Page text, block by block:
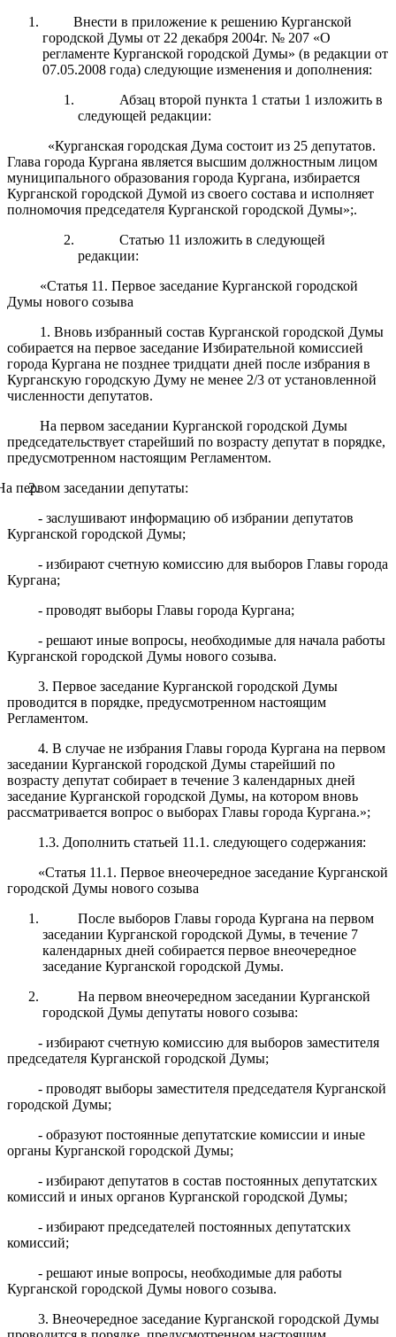
Внести в приложение к решению Курганской
городской Думы от 22 декабря 2004г. № 207 «О
регламенте Курганской городской Думы» (в редакции от
07.05.2008 года) следующие изменения и дополнения:
Абзац второй пункта 1 статьи 1 изложить в
следующей редакции:
«Курганская городская Дума состоит из 25 депутатов.
Глава города Кургана является высшим должностным лицом
муниципального образования города Кургана, избирается
Курганской городской Думой из своего состава и исполняет
полномочия председателя Курганской городской Думы»;.
Статью 11 изложить в следующей
редакции:
«Статья 11. Первое заседание Курганской городской
Думы нового созыва
1. Вновь избранный состав Курганской городской Думы
собирается на первое заседание Избирательной комиссией
города Кургана не позднее тридцати дней после избрания в
Курганскую городскую Думу не менее 2/3 от установленной
численности депутатов.
На первом заседании Курганской городской Думы
председательствует старейший по возрасту депутат в порядке,
предусмотренном настоящим Регламентом.
первом заседании депутаты:
- заслушивают информацию об избрании депутатов
Курганской городской Думы;
- избирают счетную комиссию для выборов Главы города
Кургана;
- проводят выборы Главы города Кургана;
- решают иные вопросы, необходимые для начала работы
Курганской городской Думы нового созыва.
3. Первое заседание Курганской городской Думы
проводится в порядке, предусмотренном настоящим
Регламентом.
4. В случае не избрания Главы города Кургана на первом
заседании Курганской городской Думы старейший по
возрасту депутат собирает в течение 3 календарных дней
заседание Курганской городской Думы, на котором вновь
рассматривается вопрос о выборах Главы города Кургана.»;
1.3. Дополнить статьей 11.1. следующего содержания:
«Статья 11.1. Первое внеочередное заседание Курганской
городской Думы нового созыва
После выборов Главы города Кургана на первом
заседании Курганской городской Думы, в течение 7
календарных дней собирается первое внеочередное
заседание Курганской городской Думы.
На первом внеочередном заседании Курганской
городской Думы депутаты нового созыва:
- избирают счетную комиссию для выборов заместителя
председателя Курганской городской Думы;
- проводят выборы заместителя председателя Курганской
городской Думы;
- образуют постоянные депутатские комиссии и иные
органы Курганской городской Думы;
- избирают депутатов в состав постоянных депутатских
комиссий и иных органов Курганской городской Думы;
- избирают председателей постоянных депутатских
комиссий;
- решают иные вопросы, необходимые для работы
Курганской городской Думы нового созыва.
3. Внеочередное заседание Курганской городской Думы